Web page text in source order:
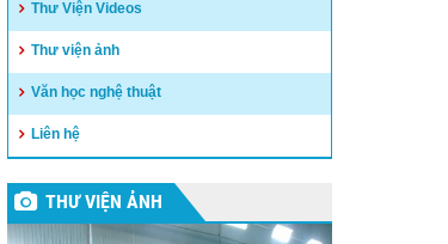
Thư Viện Videos
Thư viện ảnh
Văn học nghệ thuật
Liên hệ
THƯ VIỆN ẢNH